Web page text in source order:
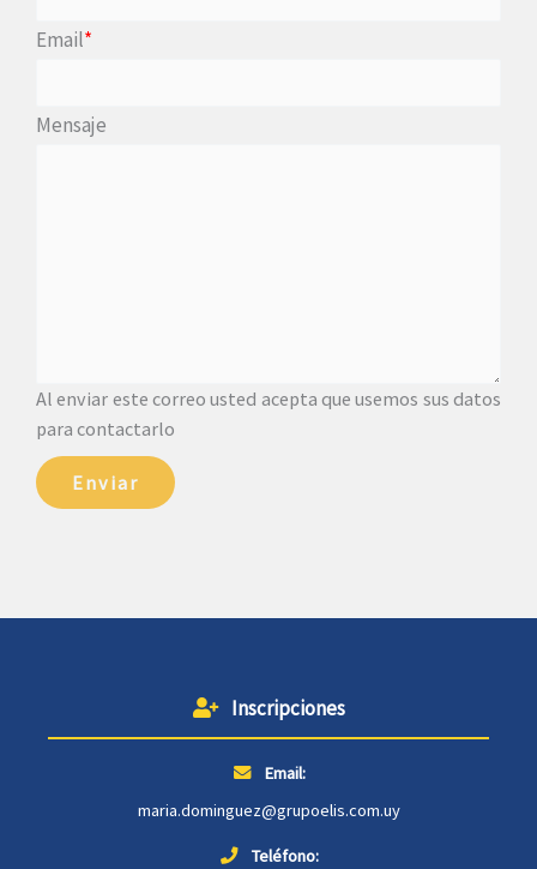
Email*
Mensaje
Al enviar este correo usted acepta que usemos sus datos
para contactarlo
Enviar
Inscripciones
Email:
maria.dominguez@grupoelis.com.uy
Teléfono: